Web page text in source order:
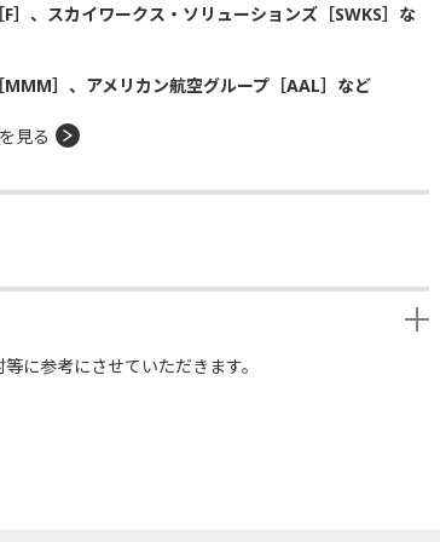
］、スカイワークス・ソリューションズ［SWKS］な
］、アメリカン航空グループ［AAL］など
見る
に参考にさせていただきます。